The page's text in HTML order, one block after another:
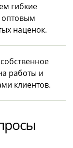
гибкие
оптовым
наценок.
работы и
клиентов.